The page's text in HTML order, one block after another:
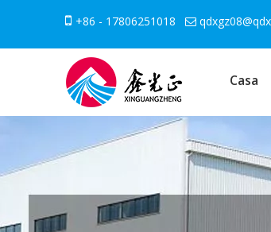
 +86 - 17806251018 
Casa